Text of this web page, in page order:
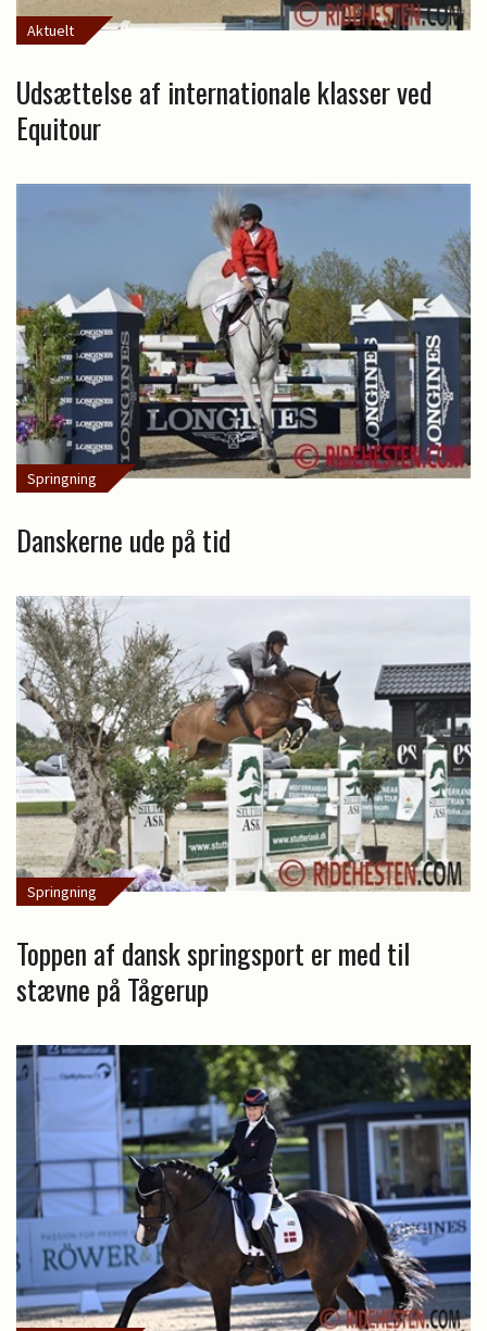
Aktuelt
Udsættelse af internationale klasser ved
Equitour
Springning
Danskerne ude på tid
Springning
Toppen af dansk springsport er med til
stævne på Tågerup